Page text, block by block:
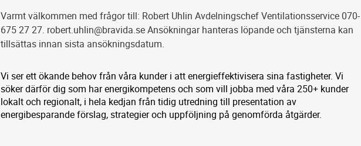
Varmt välkommen med frågor till: Robert Uhlin Avdelningschef Ventilationsservice 070-
675 27 27. robert.uhlin@bravida.se Ansökningar hanteras löpande och tjänsterna kan
tillsättas innan sista ansökningsdatum.
Vi ser ett ökande behov från våra kunder i att energieffektivisera sina fastigheter. Vi
söker därför dig som har energikompetens och som vill jobba med våra 250+ kunder
lokalt och regionalt, i hela kedjan från tidig utredning till presentation av
energibesparande förslag, strategier och uppföljning på genomförda åtgärder.